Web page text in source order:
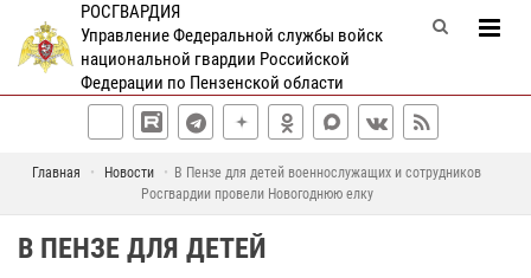
РОСГВАРДИЯ
Управление Федеральной службы войск
национальной гвардии Российской
Федерации по Пензенской области
Главная Новости
В Пензе для детей военнослужащих и сотрудников
Росгвардии провели Новогоднюю елку
В ПЕНЗЕ ДЛЯ ДЕТЕЙ